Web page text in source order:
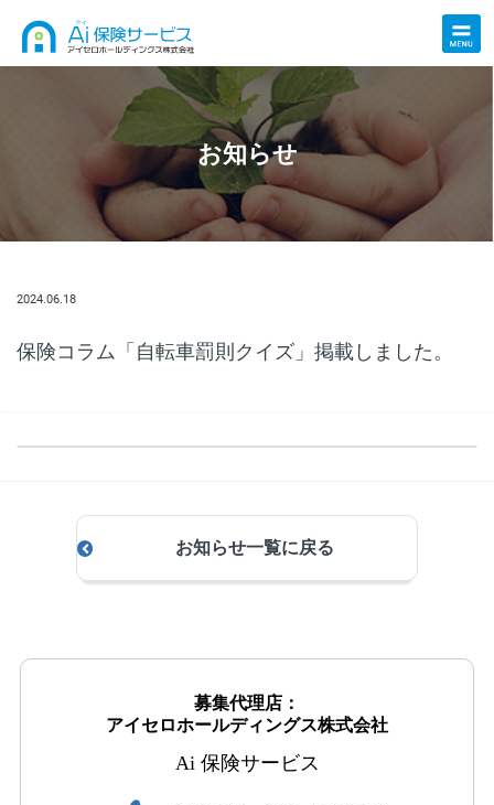
お知らせ
2024.06.18
保険コラム「自転車罰則クイズ」掲載しました。
お知らせ一覧に戻る
募集代理店：
アイセロホールディングス株式会社
Ai 保険サービス